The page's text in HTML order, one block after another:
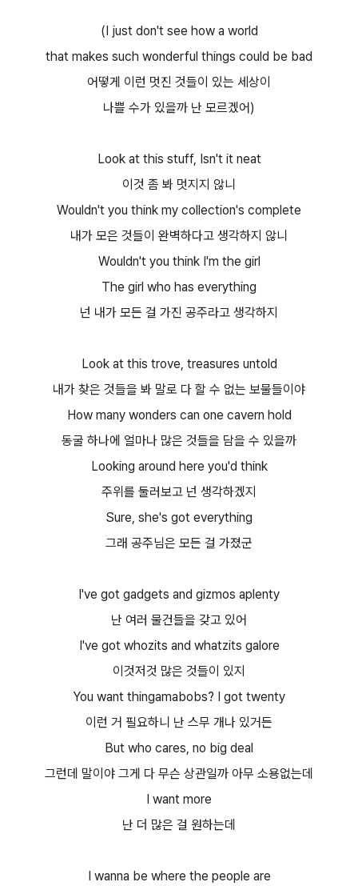
(I just don't see how a world
that makes such wonderful things could be bad
어떻게 이런 멋진 것들이 있는 세상이
나쁠 수가 있을까 난 모르겠어)
Look at this stuff, Isn't it neat
이것 좀 봐 멋지지 않니
Wouldn't you think my collection's complete
내가 모은 것들이 완벽하다고 생각하지 않니
Wouldn't you think I'm the girl
The girl who has everything
넌 내가 모든 걸 가진 공주라고 생각하지
Look at this trove, treasures untold
내가 찾은 것들을 봐 말로 다 할 수 없는 보물들이야
How many wonders can one cavern hold
동굴 하나에 얼마나 많은 것들을 담을 수 있을까
Looking around here you'd think
주위를 둘러보고 넌 생각하겠지
Sure, she's got everything
그래 공주님은 모든 걸 가졌군
I've got gadgets and gizmos aplenty
난 여러 물건들을 갖고 있어
I've got whozits and whatzits galore
이것저것 많은 것들이 있지
You want thingamabobs? I got twenty
이런 거 필요하니 난 스무 개나 있거든
But who cares, no big deal
그런데 말이야 그게 다 무슨 상관일까 아무 소용없는데
I want more
난 더 많은 걸 원하는데
I wanna be where the people are